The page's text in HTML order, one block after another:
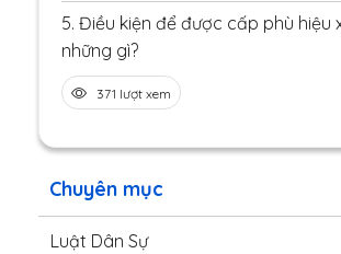
Chuyên mục
Luật Dân Sự
5. Điều kiện để được cấp phù hiệu
những gì?
371 lượt xem